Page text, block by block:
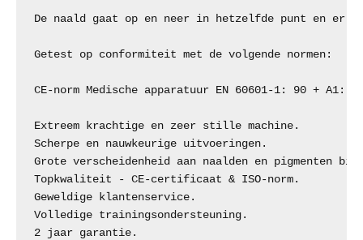
De naald gaat op en neer in hetzelfde punt en er
Getest op conformiteit met de volgende normen:
CE-norm Medische apparatuur EN 60601-1: 90 +
Extreem krachtige en zeer stille machine.
Scherpe en nauwkeurige uitvoeringen.
Grote verscheidenheid aan naalden en pigmenten
Topkwaliteit - CE-certificaat & ISO-norm.
Geweldige klantenservice.
Volledige trainingsondersteuning.
2 jaar garantie.